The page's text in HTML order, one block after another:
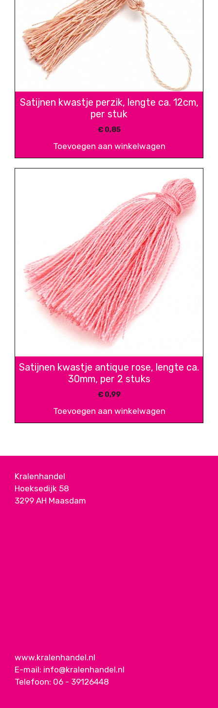
Satijnen kwastje perzik, lengte ca. 12cm,
per stuk
€0,85
Toevoegen aan winkelwagen
Satijnen kwastje antique rose, lengte ca.
30mm, per 2 stuks
€0,99
Toevoegen aan winkelwagen
Kralenhandel
Hoeksedijk 58
3299 AH Maasdam
www.kralenhandel.nl
E-mail: info@kralenhandel.nl
Telefoon: 06 - 39126448